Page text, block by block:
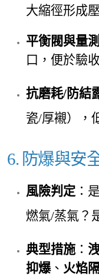
大縮徑形成
平衡閥與量
口，便於驗
抗磨耗/防結
瓷/厚襯），
6. 防爆與安
風險判定 ：
燃氣/蒸氣？
典型措施：
抑爆、 火焰